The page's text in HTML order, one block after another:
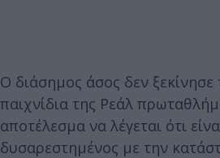
Ο διάσημος άσος δεν
παιχνίδια της Ρεάλ
αποτέλεσμα να λέγεται ότι
δυσαρεστημένος με την